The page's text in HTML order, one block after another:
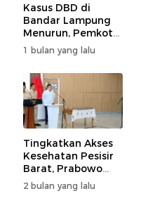
Kasus DBD di
Bandar Lampung
Menurun, Pemkot
Genjot PSN
Wujudkan Nol
Kematian
1 bulan yang lalu
Tingkatkan Akses
Kesehatan Pesisir
Barat, Prabowo
Resmikan RSUD KH
Muhammad Thohir
2 bulan yang lalu